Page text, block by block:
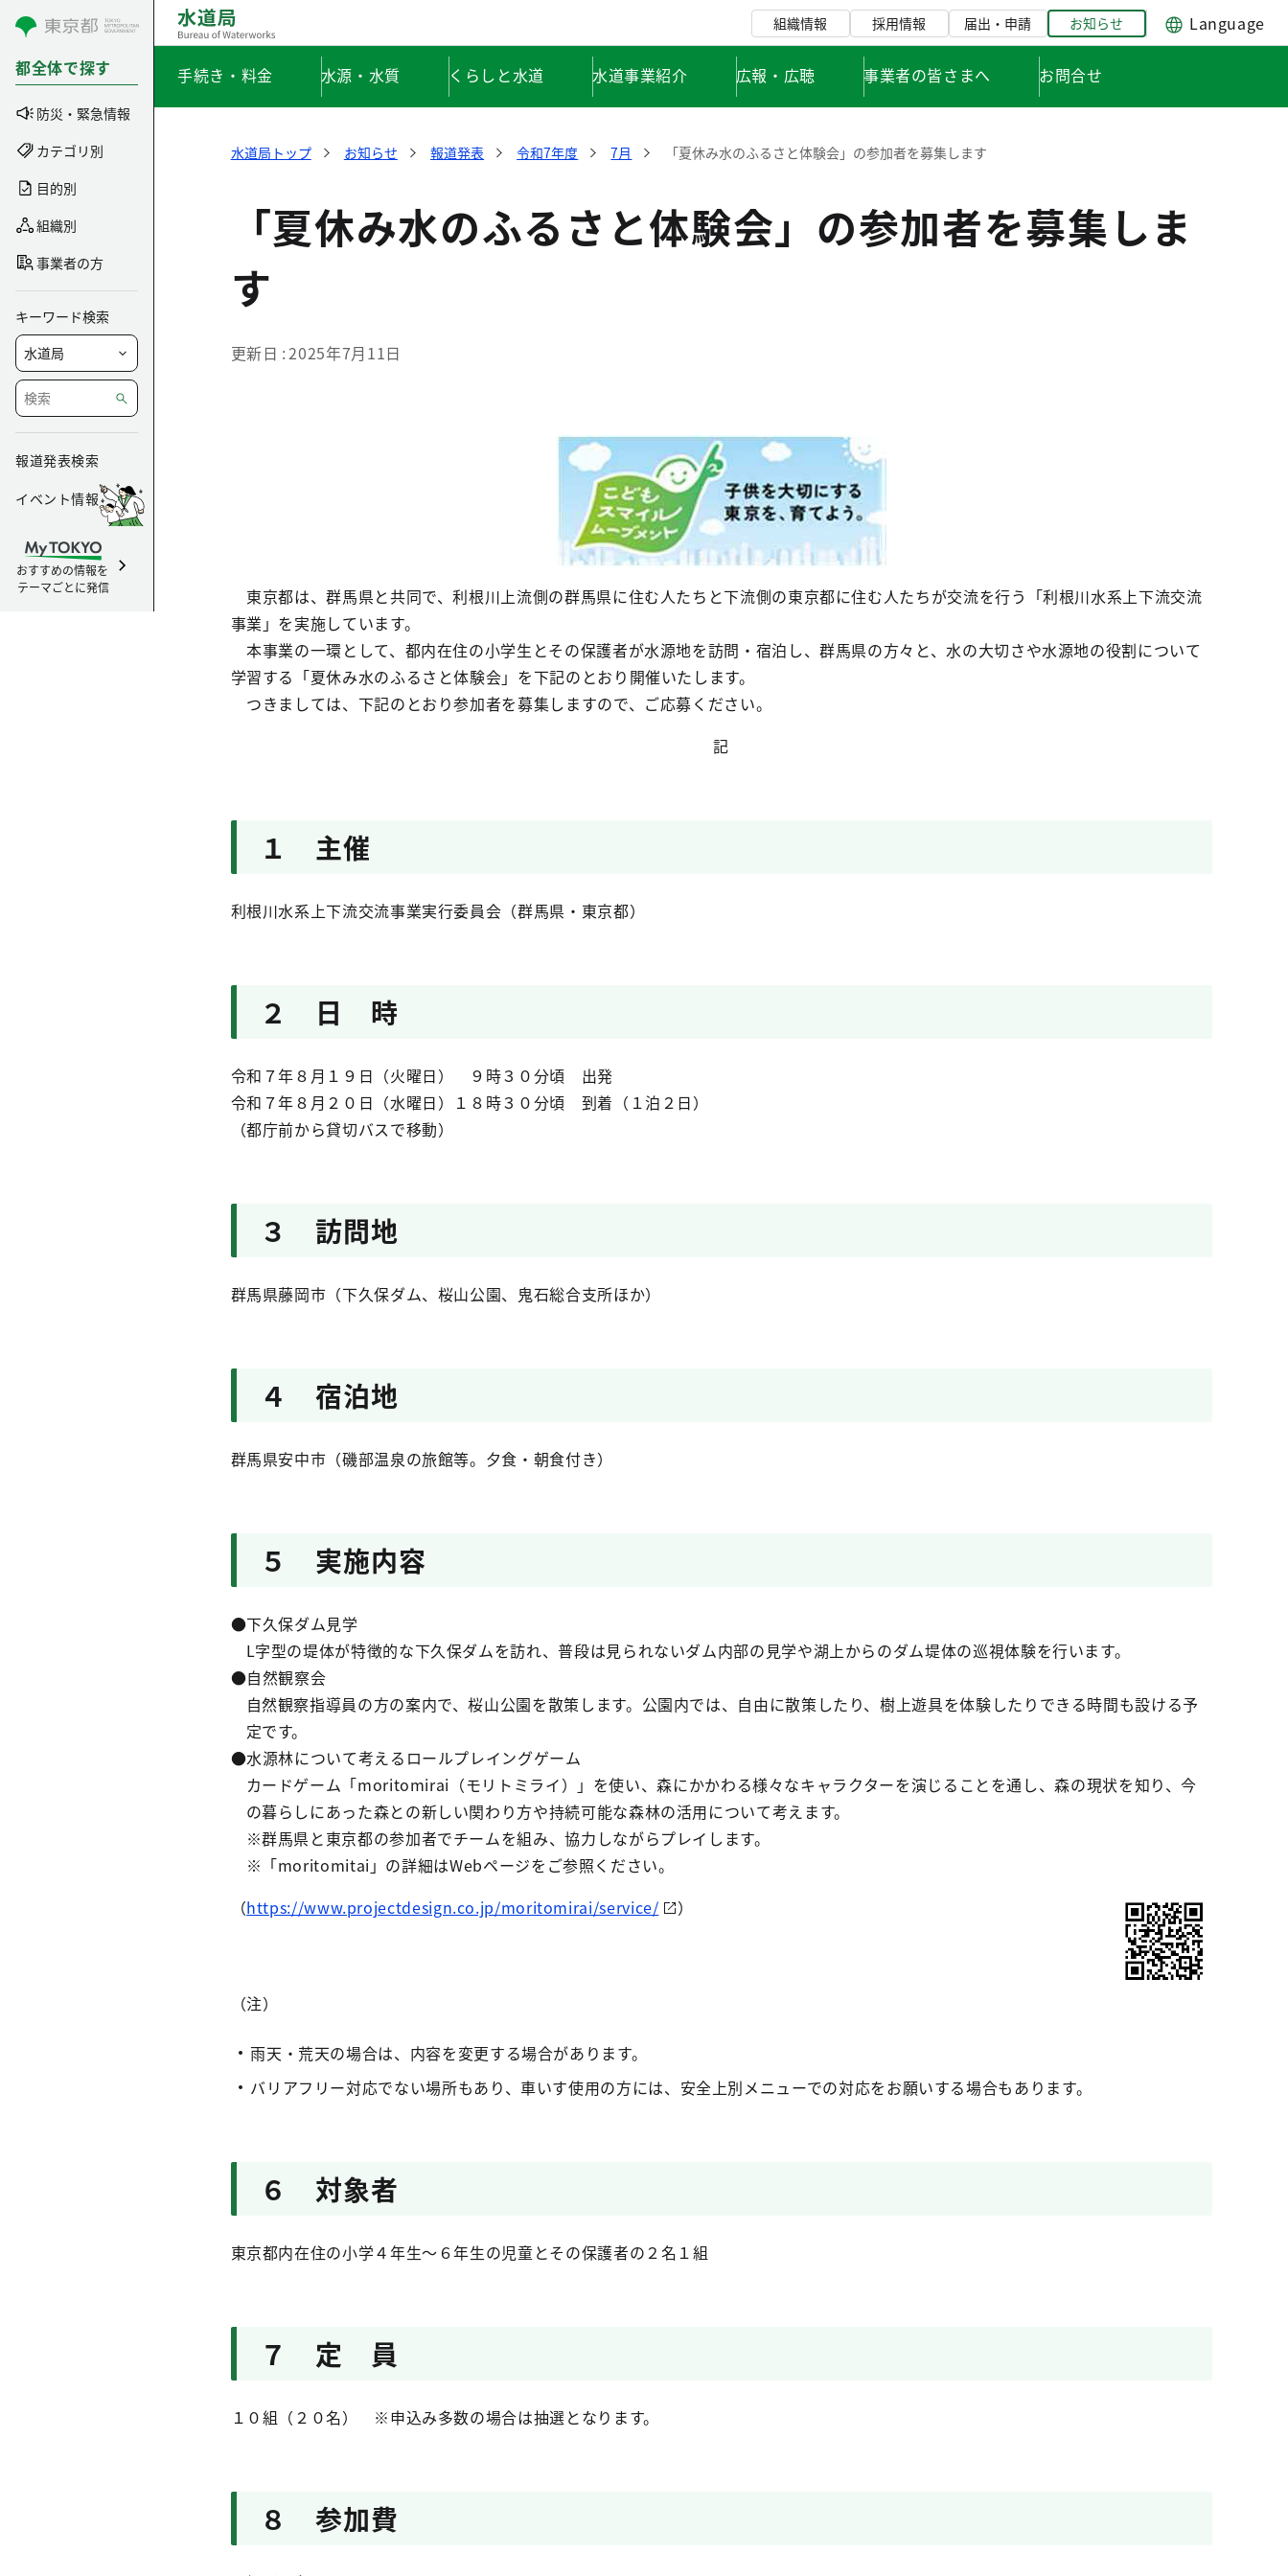
コンテンツにスキップ
都全体で探す
防災・緊急情報
カテゴリ別
目的別
組織別
事業者の方
キーワード検索
報道発表検索
イベント情報
おすすめの情報を
テーマごとに発信
組織情報 採用情報 届出・申請 お知らせ Language
手続き・料金 水源・水質 くらしと水道 水道事業紹介 広報・広聴 事業者の皆さまへ お問合せ
水道局トップ お知らせ 報道発表 令和7年度 7月 「夏休み水のふるさと体験会」の参加者を募集します
「夏休み水のふるさと体験会」の参加者を募集しま
す
更新日 2025年7月11日
東京都は、群馬県と共同で、利根川上流側の群馬県に住む人たちと下流側の東京都に住む人たちが交流を行う「利根川水系上下流交流
事業」を実施しています。
本事業の一環として、都内在住の小学生とその保護者が水源地を訪問・宿泊し、群馬県の方々と、水の大切さや水源地の役割について
学習する「夏休み水のふるさと体験会」を下記のとおり開催いたします。
つきましては、下記のとおり参加者を募集しますので、ご応募ください。
記
１ 主催
利根川水系上下流交流事業実行委員会（群馬県・東京都）
２ 日 時
令和７年８月１９日（火曜日） ９時３０分頃 出発
令和７年８月２０日（水曜日）１８時３０分頃 到着（１泊２日）
（都庁前から貸切バスで移動）
３ 訪問地
群馬県藤岡市（下久保ダム、桜山公園、鬼石総合支所ほか）
４ 宿泊地
群馬県安中市（磯部温泉の旅館等。夕食・朝食付き）
５ 実施内容
●下久保ダム見学
L字型の堤体が特徴的な下久保ダムを訪れ、普段は見られないダム内部の見学や湖上からのダム堤体の巡視体験を行います。
●自然観察会
自然観察指導員の方の案内で、桜山公園を散策します。公園内では、自由に散策したり、樹上遊具を体験したりできる時間も設ける予
定です。
●水源林について考えるロールプレイングゲーム
カードゲーム「moritomirai（モリトミライ）」を使い、森にかかわる様々なキャラクターを演じることを通し、森の現状を知り、今
の暮らしにあった森との新しい関わり方や持続可能な森林の活用について考えます。
※群馬県と東京都の参加者でチームを組み、協力しながらプレイします。
※「moritomitai」の詳細はWebページをご参照ください。
（https://www.projectdesign.co.jp/moritomirai/service/ ）
（注）
雨天・荒天の場合は、内容を変更する場合があります。
バリアフリー対応でない場所もあり、車いす使用の方には、安全上別メニューでの対応をお願いする場合もあります。
６ 対象者
東京都内在住の小学４年生～６年生の児童とその保護者の２名１組
７ 定 員
１０組（２０名） ※申込み多数の場合は抽選となります。
８ 参加費